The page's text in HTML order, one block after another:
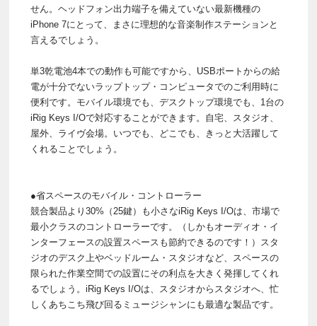
せん。ヘッドフォン出力端子を備えていない最新機種の
iPhone 7にとって、まさに理想的な音楽制作ステーションと
言えるでしょう。
単3乾電池4本での動作も可能ですから、USBポートからの給
電が十分でないラップトップ・コンピュータでのご利用時に
便利です。モバイル環境でも、デスクトップ環境でも、1台の
iRig Keys I/Oで対応することができます。自宅、スタジオ、
屋外、ライヴ会場。いつでも、どこでも、きっと大活躍して
くれることでしょう。
●省スペースのモバイル・コントローラー
競合製品より30%（25鍵）も小さなiRig Keys I/Oは、市場で
最小クラスのコントローラーです。（しかもオーディオ・イ
ンターフェースの設置スペースも節約できるのです！）スタ
ジオのデスク上やベッドルーム・スタジオなど、スペースの
限られた作業空間での設置にその利点を大きく発揮してくれ
るでしょう。iRig Keys I/Oは、スタジオからスタジオへ、忙
しくあちこち飛び回るミュージシャンにも最適な製品です。